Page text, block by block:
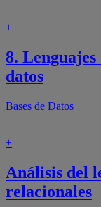
+
8.
datos
Bases de Datos
+
Análisis del
relacionales